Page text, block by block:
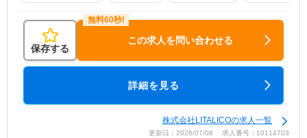
保存する
この求人を問い合わせる
詳細を見る
株式会社LITALICOの求人一覧
更新日：2026/07/08 求人番号：10114703